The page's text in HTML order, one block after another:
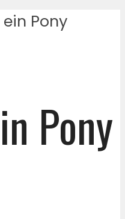
Pony
Pony